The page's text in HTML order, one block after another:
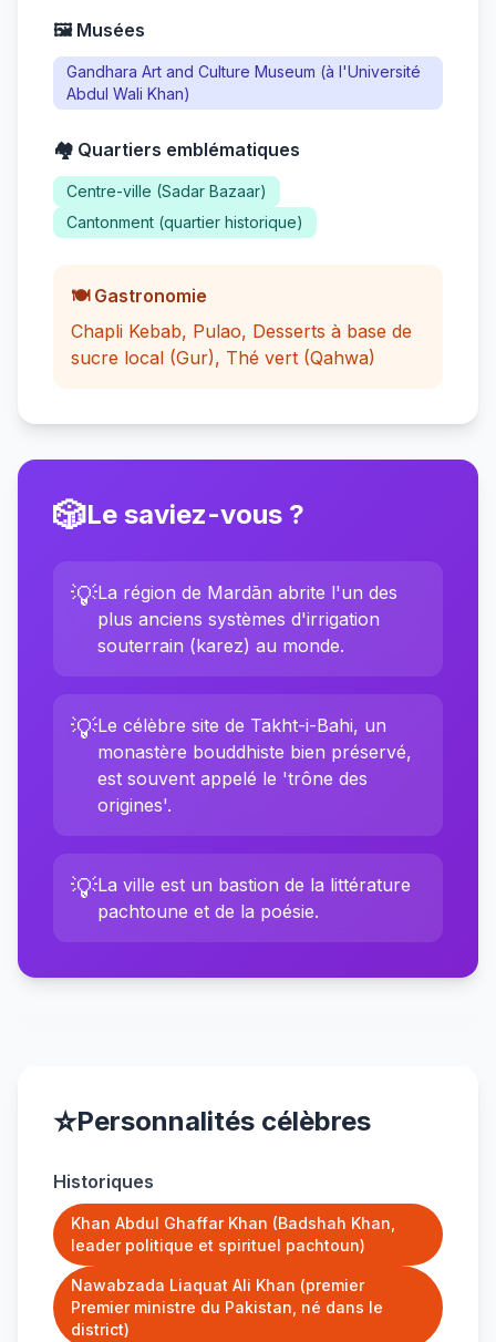
🖼️ Musées
Gandhara Art and Culture Museum (à l'Université
Abdul Wali Khan)
🏘️ Quartiers emblématiques
Centre-ville (Sadar Bazaar)
Cantonment (quartier historique)
🍽️ Gastronomie
Chapli Kebab, Pulao, Desserts à base de
sucre local (Gur), Thé vert (Qahwa)
🎲Le saviez-vous ?
💡La région de Mardān abrite l'un des
plus anciens systèmes d'irrigation
souterrain (karez) au monde.
💡Le célèbre site de Takht-i-Bahi, un
monastère bouddhiste bien préservé,
est souvent appelé le 'trône des
origines'.
💡La ville est un bastion de la littérature
pachtoune et de la poésie.
⭐Personnalités célèbres
Historiques
Khan Abdul Ghaffar Khan (Badshah Khan,
leader politique et spirituel pachtoun)
Nawabzada Liaquat Ali Khan (premier
Premier ministre du Pakistan, né dans le
district)